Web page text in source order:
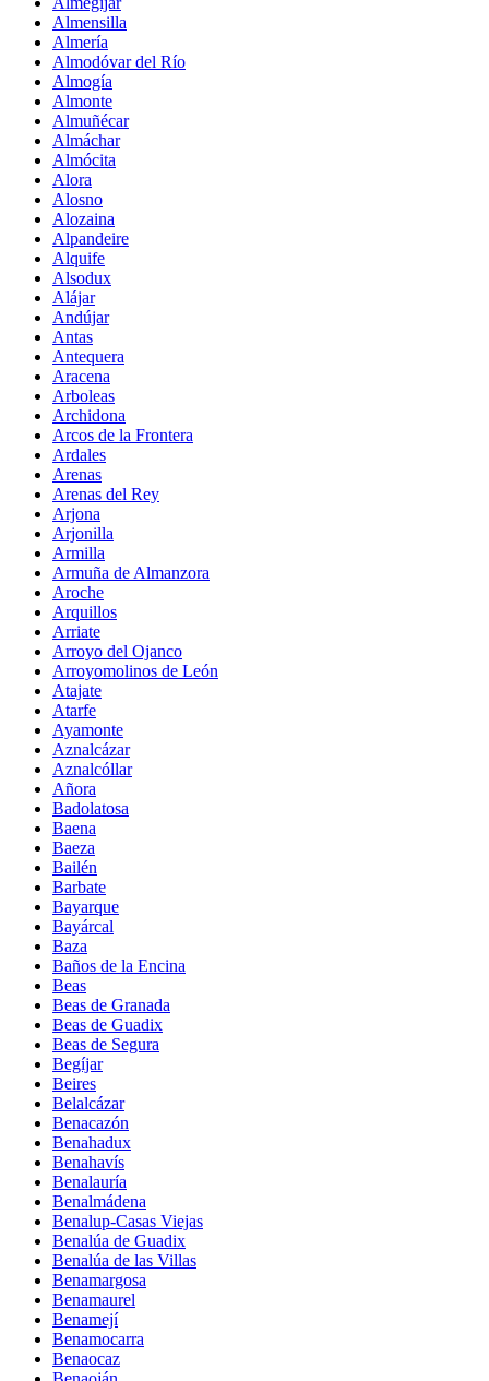
Almensilla
Almería
Almodóvar del Río
Almogía
Almonte
Almuñécar
Almáchar
Almócita
Alora
Alosno
Alozaina
Alpandeire
Alquife
Alsodux
Alájar
Andújar
Antas
Antequera
Aracena
Arboleas
Archidona
Arcos de la Frontera
Ardales
Arenas
Arenas del Rey
Arjona
Arjonilla
Armilla
Armuña de Almanzora
Aroche
Arquillos
Arriate
Arroyo del Ojanco
Arroyomolinos de León
Atajate
Atarfe
Ayamonte
Aznalcázar
Aznalcóllar
Añora
Badolatosa
Baena
Baeza
Bailén
Barbate
Bayarque
Bayárcal
Baza
Baños de la Encina
Beas
Beas de Granada
Beas de Guadix
Beas de Segura
Begíjar
Beires
Belalcázar
Benacazón
Benahadux
Benahavís
Benalauría
Benalmádena
Benalup-Casas Viejas
Benalúa de Guadix
Benalúa de las Villas
Benamargosa
Benamaurel
Benamejí
Benamocarra
Benaocaz